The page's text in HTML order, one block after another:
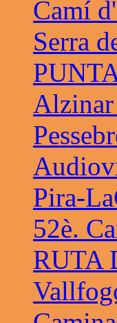
Camí
Serra
Alzinar
Pira-
52è.
RUTA